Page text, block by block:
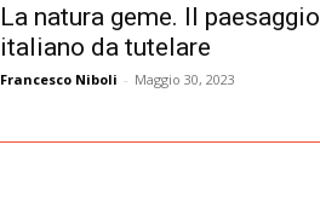
La natura geme. Il paesaggio
italiano da tutelare
Francesco Niboli - Maggio 30, 2023